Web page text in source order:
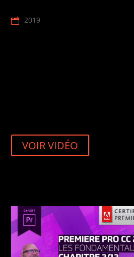
2019
VOIR VIDÉO